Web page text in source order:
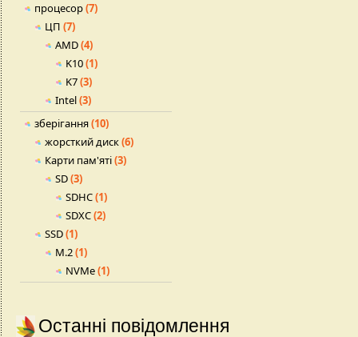
процесор(7)
ЦП (7)
AMD(4)
K10(1)
K7(3)
Intel(3)
зберігання(10)
жорсткий диск(6)
Карти пам'яті(3)
SD(3)
SDHC(1)
SDXC(2)
SSD(1)
M.2(1)
NVMe(1)
Останні повідомлення